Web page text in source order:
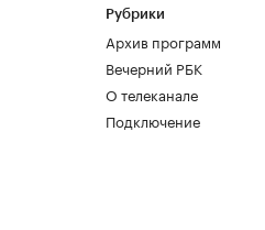
Рубрики
Архив программ
Вечерний РБК
О телеканале
Подключение